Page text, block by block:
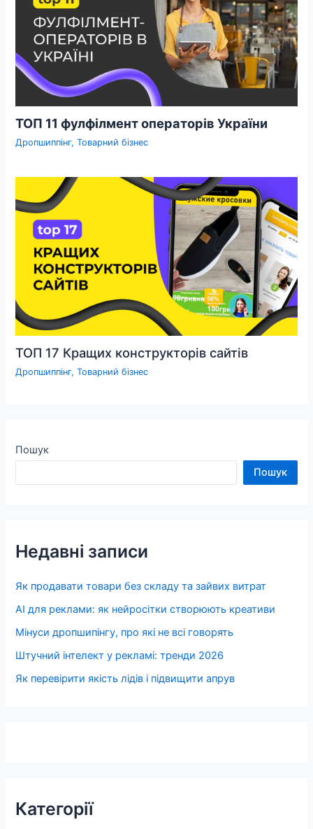
ТОП 11 фулфілмент операторів України
Дропшиппінг,Товарний бізнес
ТОП 17 Кращих конструкторів сайтів
Дропшиппінг,Товарний бізнес
Пошук
Пошук
Недавні записи
Як продавати товари без складу та зайвих витрат
AI для реклами: як нейросітки створюють креативи
Мінуси дропшипінгу, про які не всі говорять
Штучний інтелект у рекламі: тренди 2026
Як перевірити якість лідів і підвищити апрув
Категорії